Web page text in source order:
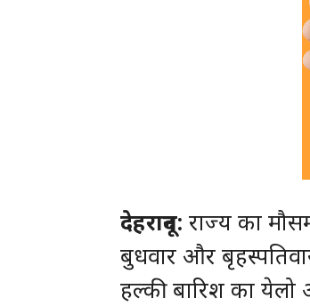
देहरादून: राज्य का
बुधवार और
हल्की बारिश का येलो